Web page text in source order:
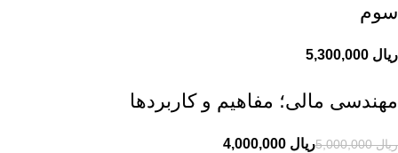
سوم
ریال
مهندسی مالی؛ مفاهیم و کاربردها
ریال5,000,000 ریال